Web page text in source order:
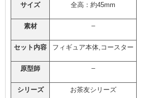
サイズ 全高：約45mm
素材 –
セット内容 フィギュア本体,コースター
原型師 –
シリーズ お茶友シリーズ